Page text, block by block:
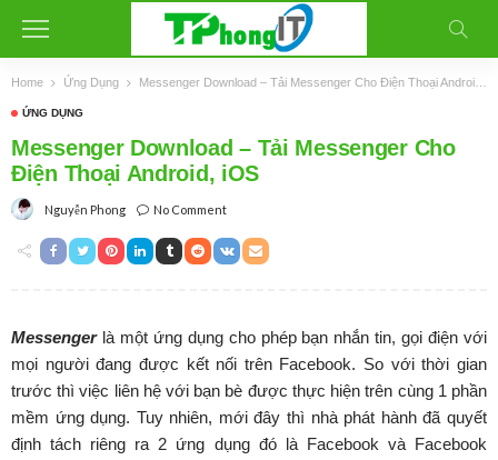
Home Ứng Dụng Messenger Download – Tải Messenger Cho Điện Thoại Android, iOS
ỨNG DỤNG
Messenger Download – Tải Messenger Cho
Điện Thoại Android, iOS
Nguyễn Phong No Comment
Messengerlà một ứng dụng cho phép bạn nhắn tin, gọi điện với
mọi người đang được kết nối trên Facebook. So với thời gian
trước thì việc liên hệ với bạn bè được thực hiện trên cùng 1 phần
mềm ứng dụng. Tuy nhiên, mới đây thì nhà phát hành đã quyết
định tách riêng ra 2 ứng dụng đó là Facebook và Facebook